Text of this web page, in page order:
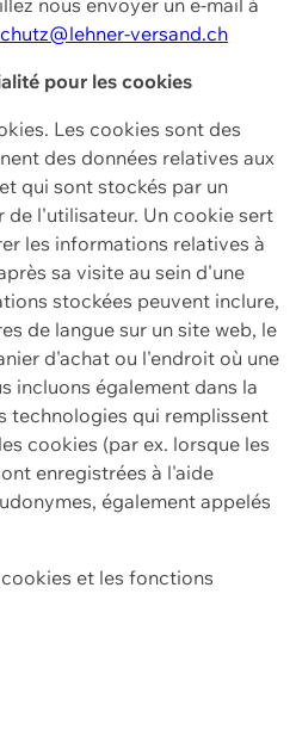
versand.ch
pour les cookies
Les cookies sont des
des données relatives aux
qui sont stockés par un
de l'utilisateur. Un cookie sert
les informations relatives à
sa visite au sein d'une
stockées peuvent inclure,
de langue sur un site web, le
d'achat ou l'endroit où une
incluons également dans la
technologies qui remplissent
cookies (par ex. lorsque les
enregistrées à l'aide
également appelés
et les fonctions